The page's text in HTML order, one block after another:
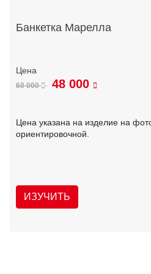
Банкетка Марелла
60 000 48 000
Цена указана на изделие на
ориентировочной.
ИЗУЧИТЬ